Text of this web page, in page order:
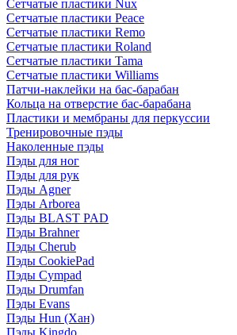
Сетчатые пластики Nux
Сетчатые пластики Peace
Сетчатые пластики Remo
Сетчатые пластики Roland
Сетчатые пластики Tama
Сетчатые пластики Williams
Патчи-наклейки на бас-барабан
Кольца на отверстие бас-барабана
Пластики и мембраны для перкуссии
Тренировочные пэды
Наколенные пэды
Пэды для ног
Пэды для рук
Пэды Agner
Пэды Arborea
Пэды BLAST PAD
Пэды Brahner
Пэды Cherub
Пэды CookiePad
Пэды Cympad
Пэды Drumfan
Пэды Evans
Пэды Hun (Хан)
Пэды Kingdo